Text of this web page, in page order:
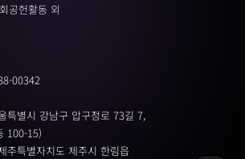
공헌활동 외
00342
특별시 강남구 압구정로 73길 7,
100-15)
주특별자치도 제주시 한림읍